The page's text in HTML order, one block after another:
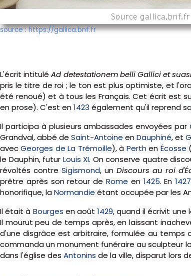
source : https://gallica.bnf.fr
L'écrit intituléAd detestationem belli Gallici et
pris le titre de roi ; le ton est plus optimiste, et
été renoué) et à tous les Français. Cet écrit est
en prose). C'est en1423 également qu'il reprend
Il participa à plusieurs ambassades envoyées par
Grandval, abbé deSaint-Antoine enDauphiné, et
avecGeorges de La Trémoille), à Perthen Écosse
le Dauphin, futur Louis XI. On conserve quatre
révoltés contre Sigismond, un Discours au roi
prêtre après son retour de Rome en 1425. En1427
honorifique, laNormandie étant occupée par les
Il était à Bourges en août 1429, quand il écrivit
Il mourut peu de temps après, en laissant
d'une disgrâce est arbitraire, formulée au
commanda un monument funéraire au sculpteur
dans l'église des Antonins de la ville, disparut lors